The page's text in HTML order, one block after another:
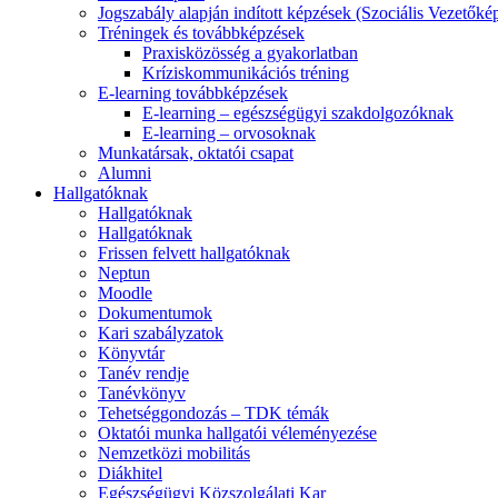
Jogszabály alapján indított képzések (Szociális
Tréningek és továbbképzések
Praxisközösség a gyakorlatban
Kríziskommunikációs tréning
E-learning továbbképzések
E-learning – egészségügyi szakdolgozóknak
E-learning – orvosoknak
Munkatársak, oktatói csapat
Alumni
Hallgatóknak
Hallgatóknak
Hallgatóknak
Frissen felvett hallgatóknak
Neptun
Moodle
Dokumentumok
Kari szabályzatok
Könyvtár
Tanév rendje
Tanévkönyv
Tehetséggondozás – TDK témák
Oktatói munka hallgatói véleményezése
Nemzetközi mobilitás
Diákhitel
Egészségügyi Közszolgálati Kar